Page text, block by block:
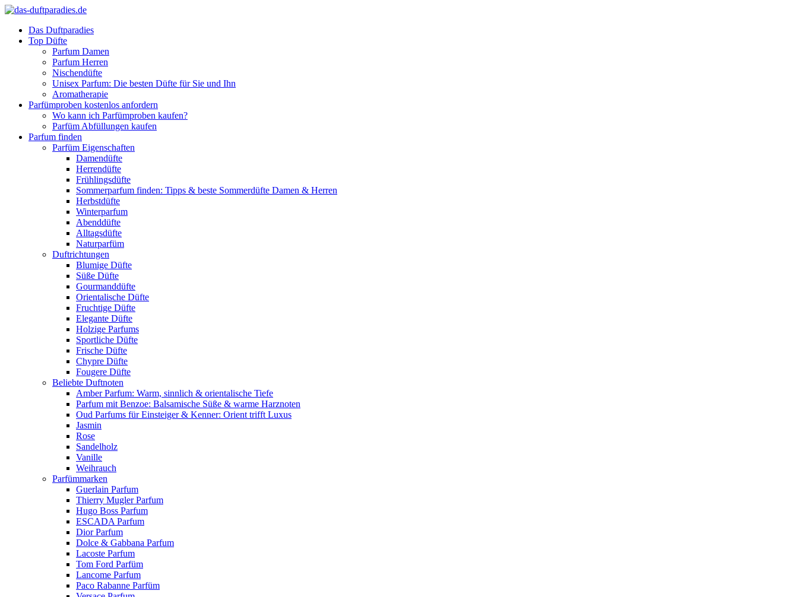
Das Duftparadies
Top Düfte
Parfum Damen
Parfum Herren
Nischendüfte
Unisex Parfum: Die besten Düfte für Sie und Ihn
Aromatherapie
Parfümproben kostenlos anfordern
Wo kann ich Parfümproben kaufen?
Parfüm Abfüllungen kaufen
Parfum finden
Parfüm Eigenschaften
Damendüfte
Herrendüfte
Frühlingsdüfte
Sommerparfum finden: Tipps & beste Sommerdüfte Damen & Herren
Herbstdüfte
Winterparfum
Abenddüfte
Alltagsdüfte
Naturparfüm
Duftrichtungen
Blumige Düfte
Süße Düfte
Gourmanddüfte
Orientalische Düfte
Fruchtige Düfte
Elegante Düfte
Holzige Parfums
Sportliche Düfte
Frische Düfte
Chypre Düfte
Fougere Düfte
Beliebte Duftnoten
Amber Parfum: Warm, sinnlich & orientalische Tiefe
Parfum mit Benzoe: Balsamische Süße & warme Harznoten
Oud Parfums für Einsteiger & Kenner: Orient trifft Luxus
Jasmin
Rose
Sandelholz
Vanille
Weihrauch
Parfümmarken
Guerlain Parfum
Thierry Mugler Parfum
Hugo Boss Parfum
ESCADA Parfum
Dior Parfum
Dolce & Gabbana Parfum
Lacoste Parfum
Tom Ford Parfüm
Lancome Parfum
Paco Rabanne Parfüm